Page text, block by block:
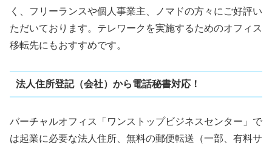
く、フリーランスや個人事業主、ノマドの方々にご好評い
ただいております。テレワークを実施するためのオフィス
移転先にもおすすめです。
法人住所登記（会社）から電話秘書対応！
バーチャルオフィス「ワンストップビジネスセンター」で
は起業に必要な法人住所、無料の郵便転送（一部、有料サ